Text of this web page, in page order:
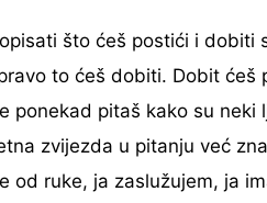
što ćeš postići i dobiti
to ćeš dobiti. Dobit
ponekad pitaš kako su
zvijezda u pitanju već
od ruke, ja zaslužujem, ja